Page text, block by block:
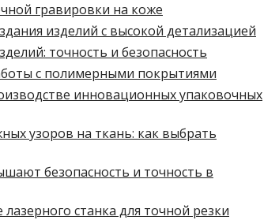
гравировки на коже
изделий с высокой детализацией
точность и безопасность
с полимерными покрытиями
инновационных упаковочных
узоров на ткань: как выбрать
безопасность и точность в
станка для точной резки